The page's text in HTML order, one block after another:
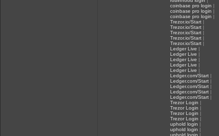
coinbase pro login |
coinbase pro login |
coinbase pro login |
Trezor.io/Start |
Trezor.io/Start |
Trezor.io/Start |
Trezor.io/Start |
Trezor.io/Start |
Ledger Live |
Ledger Live |
Ledger Live |
Ledger Live |
Ledger Live |
Ledger.com/Start |
Ledger.com/Start |
Ledger.com/Start |
Ledger.com/Start |
Ledger.com/Start |
Trezor Login |
Trezor Login |
Trezor Login |
Trezor Login |
uphold login |
uphold login |
uphold login |